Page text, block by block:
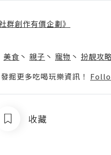
群創作有價企劃》
美食 丶 親子 丶 寵物 丶 扮靚攻
掘更多吃喝玩樂資訊！
收藏